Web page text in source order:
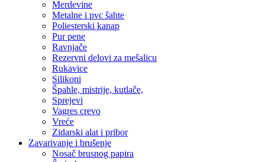
Merdevine
Metalne i pvc šahte
Poliesterski kanap
Pur pene
Ravnjače
Rezervni delovi za mešalicu
Rukavice
Silikoni
Špahle, mistrije, kutlače,
Sprejevi
Vagres crevo
Vreće
Zidarski alat i pribor
Zavarivanje i brušenje
Nosač brusnog papira